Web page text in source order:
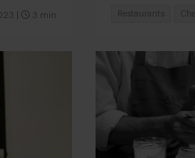
3 min Restaurants